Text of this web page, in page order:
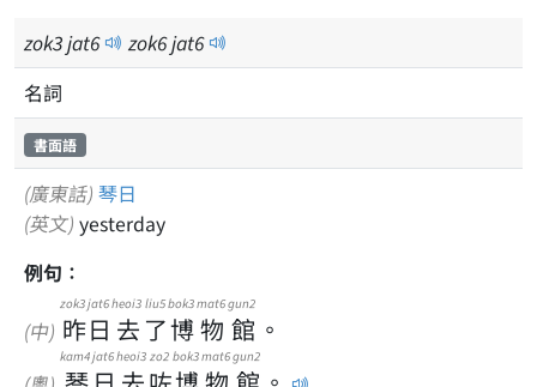
zok3jat6 zok6jat6
名詞
書面語
(廣東話) 琴日
(英文) yesterday
例句：
(中) 昨
zok3
日
jat6
去
heoi3
了
liu5
博
bok3
物
mat6
館
gun2
。
kam4jat6heoi3 zo2 bok3mat6gun2